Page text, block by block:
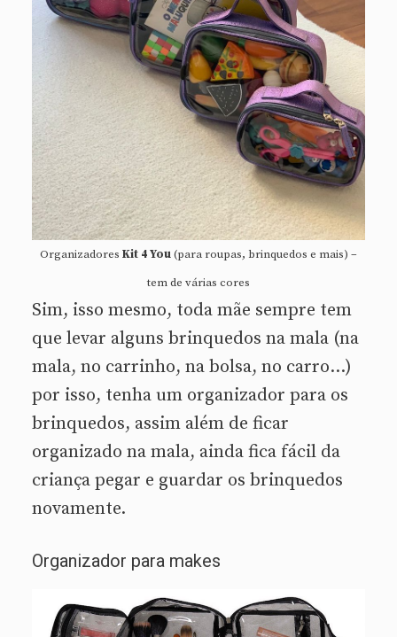
Organizadores Kit 4 You(para roupas, brinquedos e mais) –
tem de várias cores
Sim, isso mesmo, toda mãe sempre tem
que levar alguns brinquedos na mala (na
mala, no carrinho, na bolsa, no carro…)
por isso, tenha um organizador para os
brinquedos, assim além de ficar
organizado na mala, ainda fica fácil da
criança pegar e guardar os brinquedos
novamente.
Organizador para makes